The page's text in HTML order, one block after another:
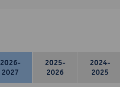
2026-
2027
2025-
2026
2024-
2025